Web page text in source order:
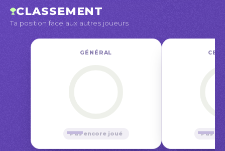
CLASSEMENT
Ta position face aux autres joueurs
GÉNÉRAL
—
Pas encore joué
CE
—
Pas